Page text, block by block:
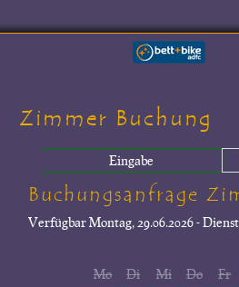
Zimmer Buchung
Eingabe
Buchungsanfrage
VerfügbarMontag, 29.06.2026 -
Mo
Di
Mi
Do
Fr